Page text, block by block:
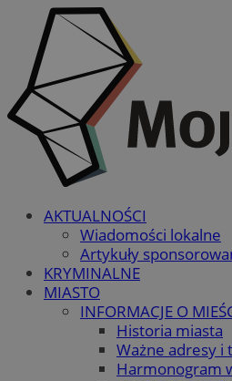
AKTUALNOŚCI
Wiadomości lokalne
Artykuły
KRYMINALNE
MIASTO
INFORMACJE O
Historia miasta
Ważne adresy i
Harmonogram